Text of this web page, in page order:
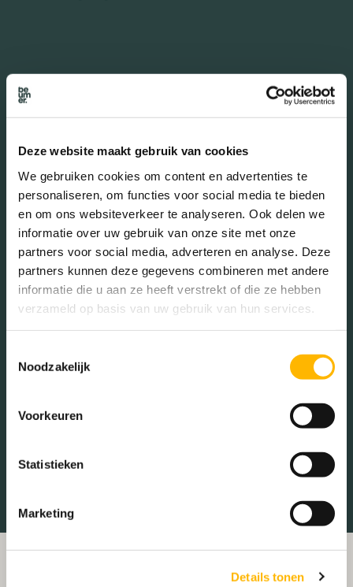
Deze website maakt gebruik van cookies
We gebruiken cookies om content en advertenties te
personaliseren, om functies voor social media te bieden
en om ons websiteverkeer te analyseren. Ook delen we
informatie over uw gebruik van onze site met onze
partners voor social media, adverteren en analyse. Deze
partners kunnen deze gegevens combineren met andere
informatie die u aan ze heeft verstrekt of die ze hebben
verzameld op basis van uw gebruik van hun services.
Noodzakelijk
Voorkeuren
Statistieken
Marketing
Details tonen
In de buurt
Bakkerij Banken
Café
Stadhuis Luchthaven
Metrostation Musea
Parken Parkeerplaats
Tankstations
Winkelcentrum